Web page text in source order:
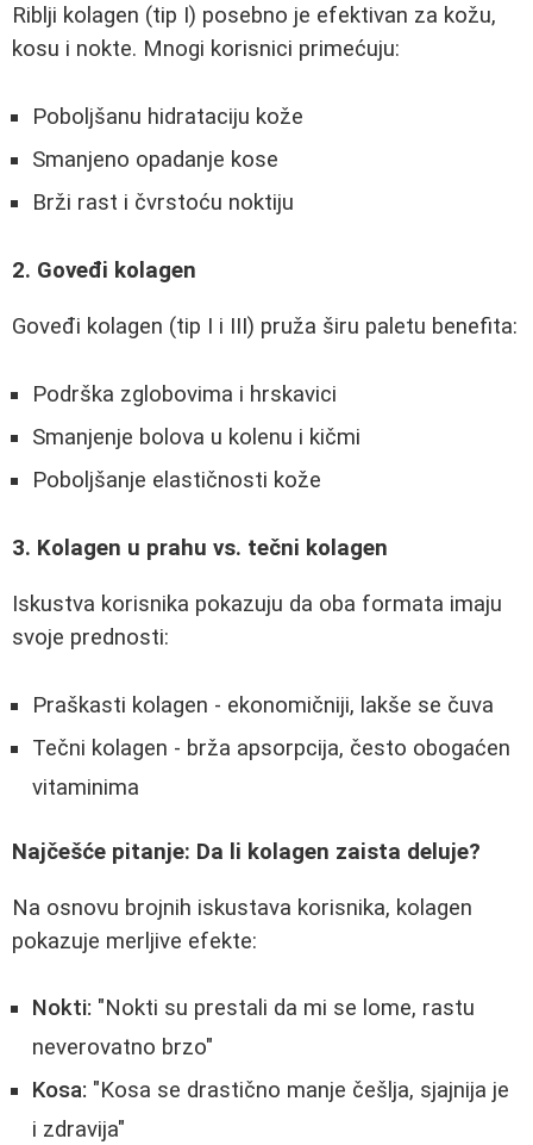
Riblji kolagen (tip I) posebno je efektivan za kožu,
kosu i nokte. Mnogi korisnici primećuju:
Poboljšanu hidrataciju kože
Smanjeno opadanje kose
Brži rast i čvrstoću noktiju
2. Goveđi kolagen
Goveđi kolagen (tip I i III) pruža širu paletu benefita:
Podrška zglobovima i hrskavici
Smanjenje bolova u kolenu i kičmi
Poboljšanje elastičnosti kože
3. Kolagen u prahu vs. tečni kolagen
Iskustva korisnika pokazuju da oba formata imaju
svoje prednosti:
Praškasti kolagen - ekonomičniji, lakše se čuva
Tečni kolagen - brža apsorpcija, često obogaćen
vitaminima
Najčešće pitanje: Da li kolagen zaista deluje?
Na osnovu brojnih iskustava korisnika, kolagen
pokazuje merljive efekte:
Nokti: "Nokti su prestali da mi se lome, rastu
neverovatno brzo"
Kosa: "Kosa se drastično manje češlja, sjajnija je
i zdravija"